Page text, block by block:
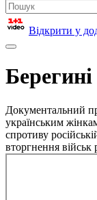
Відкрити у
Берегині
Документальний
українським
спротиву
вторгнення